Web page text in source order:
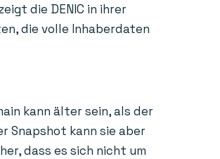
die DENIC in ihrer
die volle Inhaberdaten
kann älter sein, als der
Snapshot kann sie aber
dass es sich nicht um